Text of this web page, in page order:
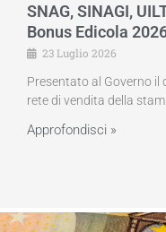
SNAG, SINAGI,
Bonus Edicola
23 Luglio 2026
Presentato al Governo il
rete di vendita della
Approfondisci »